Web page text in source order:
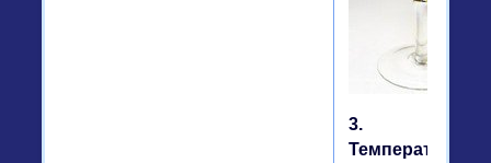
3.
Температура.